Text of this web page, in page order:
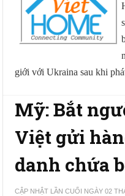
giới với Ukraina sau khi
Mỹ: Bắt
Việt gửi
danh chứa
CẬP NHẬT LẦN CUỐI NGÀY 02